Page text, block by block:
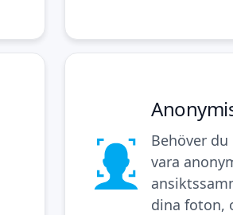
Behöver
vara
dina foton,